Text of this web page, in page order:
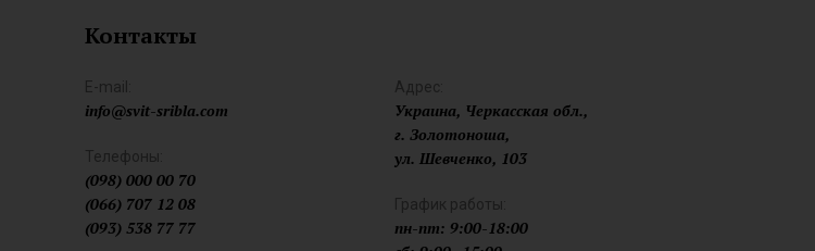
Контакты
E-mail:
info@svit-sribla.com
Телефоны:
(098) 000 00 70
(066) 707 12 08
(093) 538 77 77
Адрес:
Украина, Черкасская обл.,
г. Золотоноша,
ул. Шевченко, 103
График работы:
пн-пт: 9:00-18:00